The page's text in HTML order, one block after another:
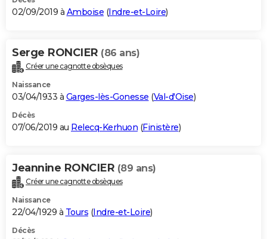
02/09/2019 à Amboise (Indre-et-Loire)
Serge RONCIER (86 ans)
Créer une cagnotte obsèques
Naissance
03/04/1933 à Garges-lès-Gonesse (Val-d'Oise)
Décès
07/06/2019 au Relecq-Kerhuon (Finistère)
Jeannine RONCIER (89 ans)
Créer une cagnotte obsèques
Naissance
22/04/1929 à Tours (Indre-et-Loire)
Décès